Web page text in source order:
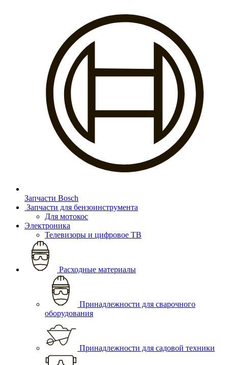
Запчасти Bosch
Запчасти для бензоинструмента
Для мотокос
Электроника
Телевизоры и цифровое ТВ
Расходные материалы
Принадлежности для сварочного
оборудования
Принадлежности для садовой техники